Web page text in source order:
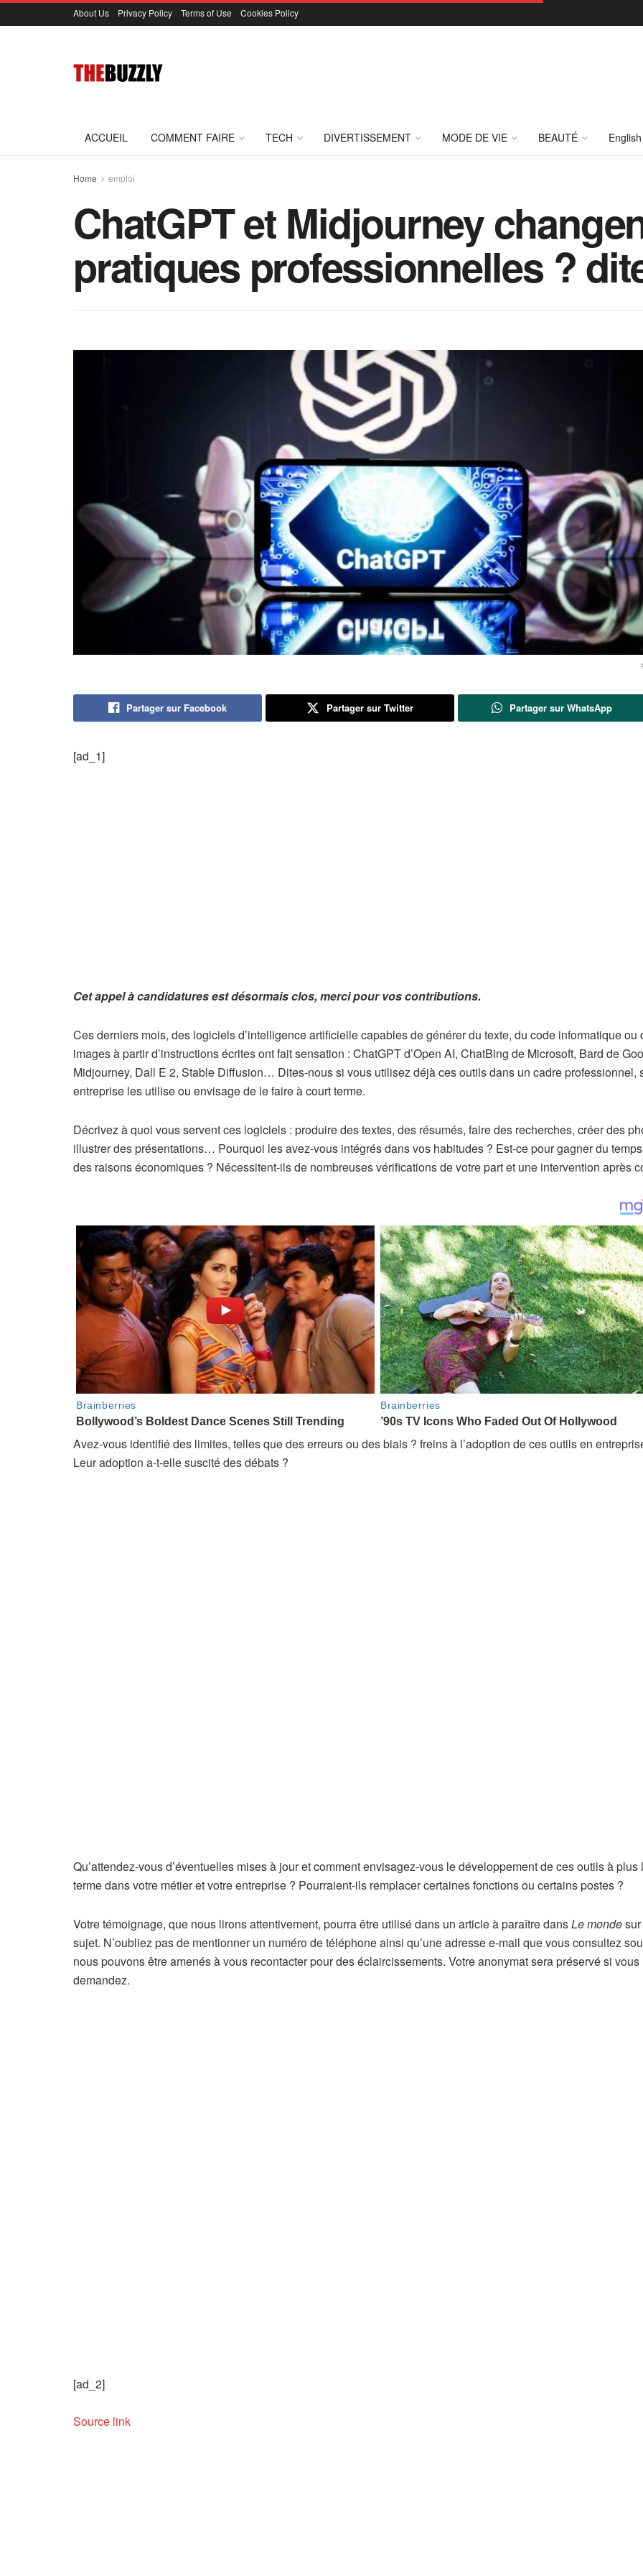
About Us Privacy Policy Terms of Use Cookies Policy
ACCUEIL COMMENT FAIRE TECH DIVERTISSEMENT MODE DE VIE BEAUTÉ
Home emploi
ChatGPT et Midjourney
pratiques professionnelles ?
Partager sur Facebook Partager sur Twitter Partager sur WhatsApp
[ad_1]
Cet appel à candidatures est désormais clos, merci pour vos contributions.
Ces derniers mois, des logiciels d’intelligence artificielle capables de générer du texte, du code informatique ou
images à partir d’instructions écrites ont fait sensation : ChatGPT d’Open AI, ChatBing de Microsoft, Bard de
Midjourney, Dall E 2, Stable Diffusion… Dites-nous si vous utilisez déjà ces outils dans un cadre professionnel,
entreprise les utilise ou envisage de le faire à court terme.
Décrivez à quoi vous servent ces logiciels : produire des textes, des résumés, faire des recherches, créer des
illustrer des présentations… Pourquoi les avez-vous intégrés dans vos habitudes ? Est-ce pour gagner du
des raisons économiques ? Nécessitent-ils de nombreuses vérifications de votre part et une intervention après
Avez-vous identifié des limites, telles que des erreurs ou des biais ? freins à l’adoption de ces outils en
Leur adoption a-t-elle suscité des débats ?
Qu’attendez-vous d’éventuelles mises à jour et comment envisagez-vous le développement de ces outils à plus
terme dans votre métier et votre entreprise ? Pourraient-ils remplacer certaines fonctions ou certains postes ?
Votre témoignage, que nous lirons attentivement, pourra être utilisé dans un article à paraître dansLe monde
sujet. N’oubliez pas de mentionner un numéro de téléphone ainsi qu’une adresse e-mail que vous consultez
nous pouvons être amenés à vous recontacter pour des éclaircissements. Votre anonymat sera préservé si vous
demandez.
[ad_2]
Source link